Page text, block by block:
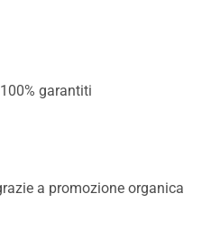
garantiti
a promozione organica